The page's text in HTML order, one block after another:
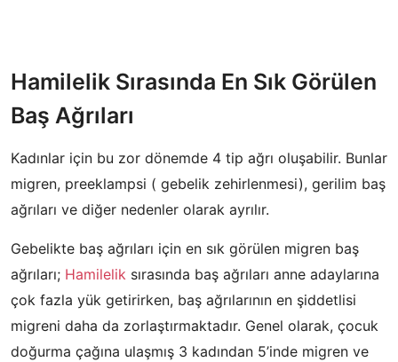
Hamilelik Sırasında En Sık Görülen
Baş Ağrıları
Kadınlar için bu zor dönemde 4 tip ağrı oluşabilir. Bunlar
migren, preeklampsi ( gebelik zehirlenmesi), gerilim baş
ağrıları ve diğer nedenler olarak ayrılır.
Gebelikte baş ağrıları için en sık görülen migren baş
ağrıları; Hamilelik sırasında baş ağrıları anne adaylarına
çok fazla yük getirirken, baş ağrılarının en şiddetlisi
migreni daha da zorlaştırmaktadır. Genel olarak, çocuk
doğurma çağına ulaşmış 3 kadından 5’inde migren ve